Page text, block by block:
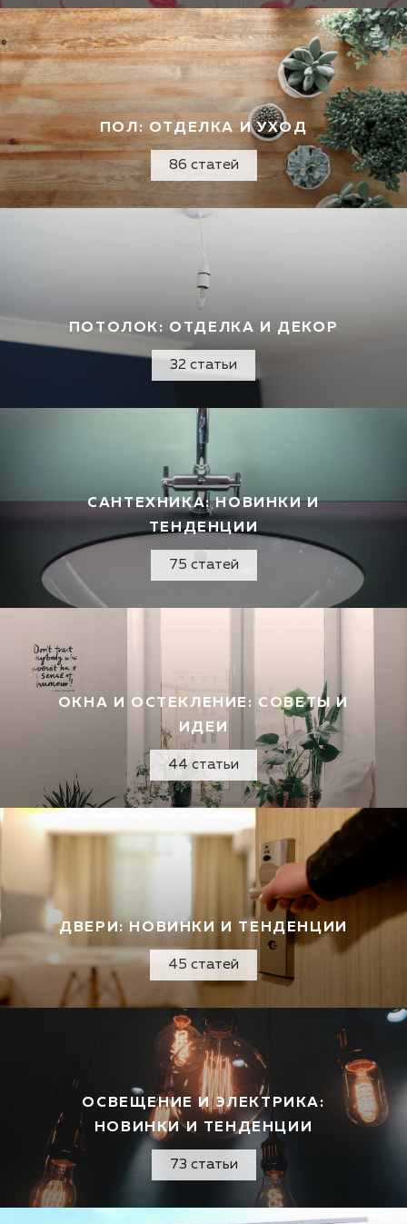
ПОЛ: ОТДЕЛКА И УХОД
86 статей
ПОТОЛОК: ОТДЕЛКА И ДЕКОР
32 статьи
САНТЕХНИКА: НОВИНКИ И
ТЕНДЕНЦИИ
75 статей
ОКНА И ОСТЕКЛЕНИЕ: СОВЕТЫ И
ИДЕИ
44 статьи
ДВЕРИ: НОВИНКИ И ТЕНДЕНЦИИ
45 статей
ОСВЕЩЕНИЕ И ЭЛЕКТРИКА:
НОВИНКИ И ТЕНДЕНЦИИ
73 статьи